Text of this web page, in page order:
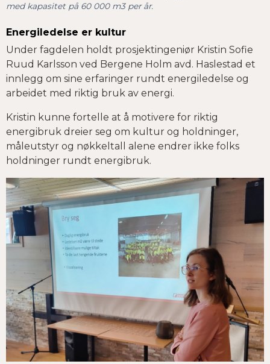
med kapasitet på 60 000 m3 per år.
Energiledelse er kultur
Under fagdelen holdt prosjektingeniør Kristin Sofie
Ruud Karlsson ved Bergene Holm avd. Haslestad et
innlegg om sine erfaringer rundt energiledelse og
arbeidet med riktig bruk av energi.
Kristin kunne fortelle at å motivere for riktig
energibruk dreier seg om kultur og holdninger,
måleutstyr og nøkkeltall alene endrer ikke folks
holdninger rundt energibruk.